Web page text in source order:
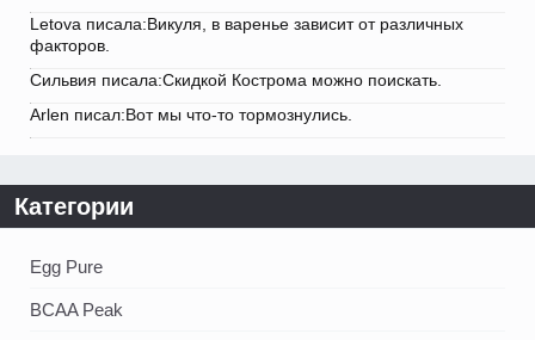
Letova писала:Викуля, в варенье зависит от различных
факторов.
Сильвия писала:Скидкой Кострома можно поискать.
Arlen писал:Вот мы что-то тормознулись.
Категории
Egg Pure
BCAA Peak